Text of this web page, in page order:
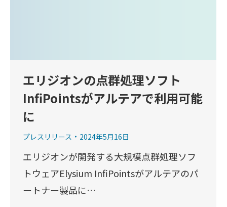
エリジオンの点群処理ソフト
InfiPointsがアルテアで利用可能
に
プレスリリース 2024年5月16日
エリジオンが開発する大規模点群処理ソフ
トウェアElysium InfiPointsがアルテアのパ
ートナー製品に…